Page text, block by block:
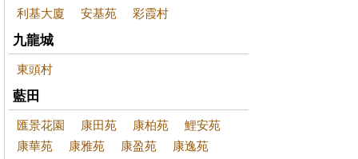
利基大廈 安基苑 彩霞村
九龍城
東頭村
藍田
匯景花園 康田苑 康柏苑
鯉安苑
康華苑
康雅苑 康盈苑
康逸苑